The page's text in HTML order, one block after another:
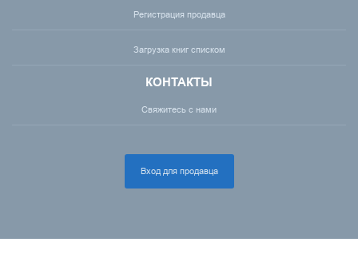
Регистрация продавца
Загрузка книг списком
КОНТАКТЫ
Свяжитесь с нами
Вход для продавца